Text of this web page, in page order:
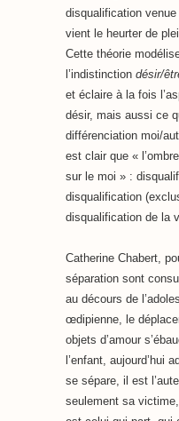
disqualification venue
vient le heurter de
Cette théorie
l’indistinction désir/
et éclaire à la fois
désir, mais aussi ce
différenciation moi/
est clair que «
sur le moi » :
disqualification
disqualification de la
Catherine Chabert,
séparation sont
au décours de
œdipienne, le
objets d’amour
l’enfant, aujourd’hui
se sépare, il est
seulement sa